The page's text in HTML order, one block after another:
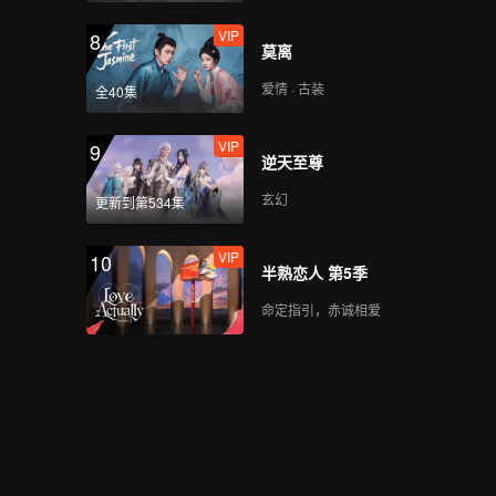
8
全40集
VIP
莫离
爱情 · 古装
9
更新到第534集
VIP
逆天至尊
玄幻
10 VIP
半熟恋人 第5季
命定指引，赤诚相爱